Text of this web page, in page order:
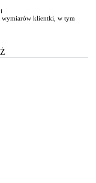
wymiarów klientki, w tym